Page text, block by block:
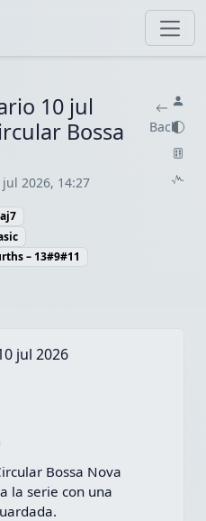
10 jul
Bossa
2026, 14:27
Back
– 13#9#11
jul 2026
Bossa Nova
la serie con una